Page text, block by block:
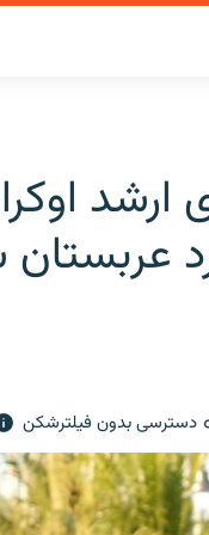
دسترسی بدون فیلترشکن